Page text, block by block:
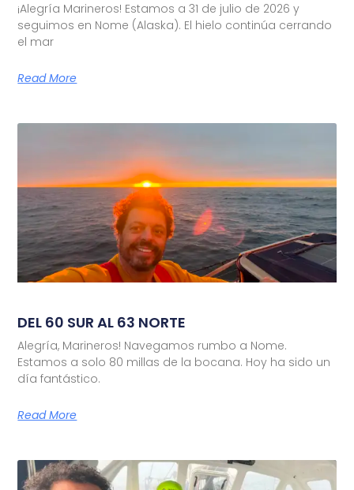
¡Alegría Marineros! Estamos a 31 de julio de 2026 y
seguimos en Nome (Alaska). El hielo continúa cerrando
el mar
Read More
DEL 60 SUR AL 63 NORTE
Alegría, Marineros! Navegamos rumbo a Nome.
Estamos a solo 80 millas de la bocana. Hoy ha sido un
día fantástico.
Read More